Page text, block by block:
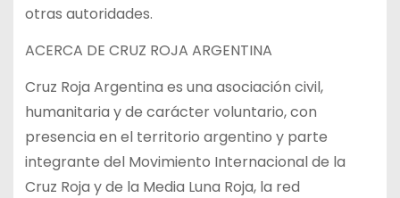
otras autoridades.
ACERCA DE CRUZ ROJA ARGENTINA
Cruz Roja Argentina es una asociación civil,
humanitaria y de carácter voluntario, con
presencia en el territorio argentino y parte
integrante del Movimiento Internacional de la
Cruz Roja y de la Media Luna Roja, la red